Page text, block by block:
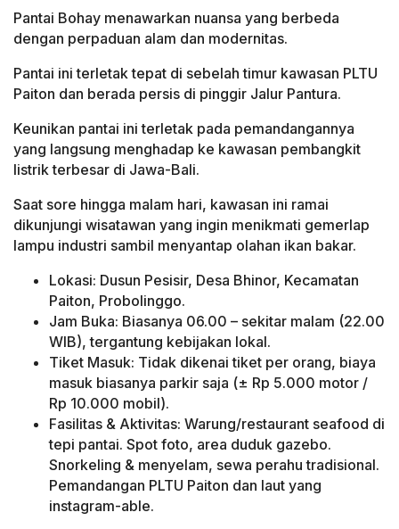
Pantai Bohay menawarkan nuansa yang berbeda
dengan perpaduan alam dan modernitas.
Pantai ini terletak tepat di sebelah timur kawasan PLTU
Paiton dan berada persis di pinggir Jalur Pantura.
Keunikan pantai ini terletak pada pemandangannya
yang langsung menghadap ke kawasan pembangkit
listrik terbesar di Jawa-Bali.
Saat sore hingga malam hari, kawasan ini ramai
dikunjungi wisatawan yang ingin menikmati gemerlap
lampu industri sambil menyantap olahan ikan bakar.
Lokasi: Dusun Pesisir, Desa Bhinor, Kecamatan
Paiton, Probolinggo.
Jam Buka: Biasanya 06.00 – sekitar malam (22.00
WIB), tergantung kebijakan lokal.
Tiket Masuk: Tidak dikenai tiket per orang, biaya
masuk biasanya parkir saja (± Rp 5.000 motor /
Rp 10.000 mobil).
Fasilitas & Aktivitas: Warung/restaurant seafood di
tepi pantai. Spot foto, area duduk gazebo.
Snorkeling & menyelam, sewa perahu tradisional.
Pemandangan PLTU Paiton dan laut yang
instagram-able.